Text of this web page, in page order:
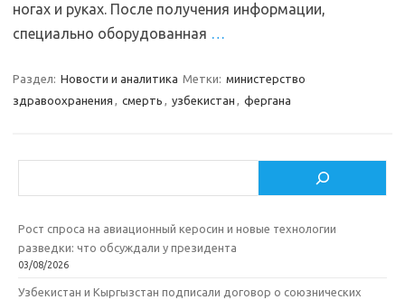
ногах и руках. После получения информации,
специально оборудованная …
Раздел: Новости и аналитика Метки: министерство
здравоохранения , смерть , узбекистан , фергана
Рост спроса на авиационный керосин и новые технологии
разведки: что обсуждали у президента
03/08/2026
Узбекистан и Кыргызстан подписали договор о союзнических